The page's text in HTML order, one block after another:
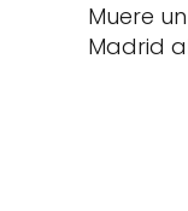
Muere
Madrid